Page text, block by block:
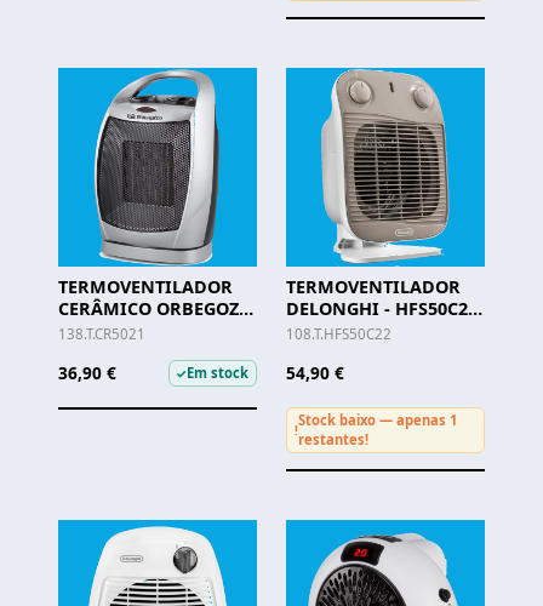
TERMOVENTILADOR
CERÂMICO ORBEGOZO
- CR 5021
138.T.CR5021
36,90 € ✓Em stock
TERMOVENTILADOR
DELONGHI - HFS50C22
- 2200W
108.T.HFS50C22
54,90 €
!
Stock baixo — apenas 1
restantes!